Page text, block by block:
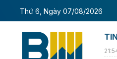
Thứ 6, Ngày 07/08/2026